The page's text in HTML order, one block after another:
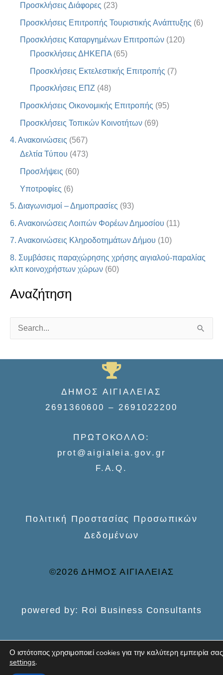
Προσκλήσεις Διάφορες (23)
Προσκλήσεις Επιτροπής Τουριστικής Ανάπτυξης (6)
Προσκλήσεις Καταργημένων Επιτροπών (120)
Προσκλήσεις ΔΗΚΕΠΑ (65)
Προσκλήσεις Εκτελεστικής Επιτροπής (7)
Προσκλήσεις ΕΠΖ (48)
Προσκλήσεις Οικονομικής Επιτροπής (95)
Προσκλήσεις Τοπικών Κοινοτήτων (69)
4. Ανακοινώσεις (567)
Δελτία Τύπου (473)
Προσλήψεις (60)
Υποτροφίες (6)
5. Διαγωνισμοί – Δημοπρασίες (93)
6. Ανακοινώσεις Λοιπών Φορέων Δημοσίου (11)
7. Ανακοινώσεις Κληροδοτημάτων Δήμου (10)
8. Συμβάσεις παραχώρησης χρήσης αιγιαλού-παραλίας
κλπ κοινοχρήστων χώρων (60)
Αναζήτηση
a
ΔΗΜΟΣ ΑΙΓΙΑΛΕΙΑΣ
2691360600 – 2691022200
ΠΡΩΤΟΚΟΛΛΟ:
prot@aigialeia.gov.gr
F.A.Q.
Πολιτική Προστασίας Προσωπικών
Δεδομένων
©2026 ΔΗΜΟΣ ΑΙΓΙΑΛΕΙΑΣ
powered by: Roi Business Consultants
Ο ιστότοπος χρησιμοποιεί cookies για την καλύτερη εμπειρία σας
settings.